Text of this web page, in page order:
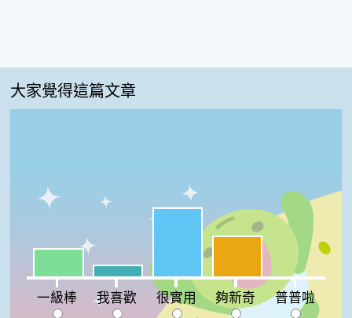
大家覺得這篇文章
一級棒:19%
我喜歡:8%
很實用:46%
夠新奇:27%
普普啦:0%
一級棒 我喜歡 很實用 夠新奇 普普啦